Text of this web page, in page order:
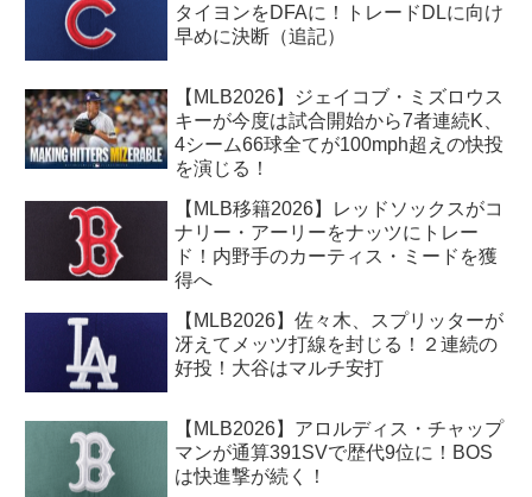
タイヨンをDFAに！トレードDLに向け
早めに決断（追記）
【MLB2026】ジェイコブ・ミズロウス
キーが今度は試合開始から7者連続K、
4シーム66球全てが100mph超えの快投
を演じる！
【MLB移籍2026】レッドソックスがコ
ナリー・アーリーをナッツにトレー
ド！内野手のカーティス・ミードを獲
得へ
【MLB2026】佐々木、スプリッターが
冴えてメッツ打線を封じる！２連続の
好投！大谷はマルチ安打
【MLB2026】アロルディス・チャップ
マンが通算391SVで歴代9位に！BOS
は快進撃が続く！